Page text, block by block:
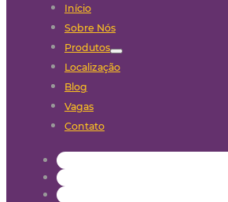
Início
Sobre Nós
Produtos
Localização
Blog
Vagas
Contato